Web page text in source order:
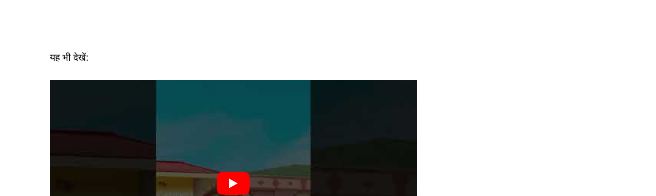
यह भी देखें: